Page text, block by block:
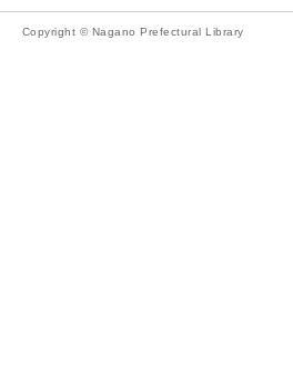
Copyright © Nagano Prefectural Library